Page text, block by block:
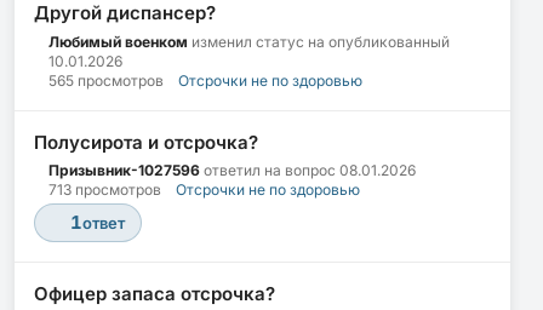
Другой диспансер?
Любимый военком изменил статус на опубликованный
10.01.2026
565 просмотров
Отсрочки не по здоровью
Полусирота и отсрочка?
Призывник-1027596 ответил на вопрос 08.01.2026
713 просмотров
Отсрочки не по здоровью
1ответ
Офицер запаса отсрочка?